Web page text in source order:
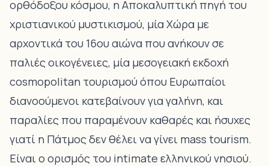
ορθόδοξου κόσμου, η Αποκαλυπτική πηγή του
χριστιανικού μυστικισμού, μία Χώρα με
αρχοντικά του 16ου αιώνα που ανήκουν σε
παλιές οικογένειες, μία μεσογειακή εκδοχή
cosmopolitan τουρισμού όπου Ευρωπαίοι
διανοούμενοι κατεβαίνουν για γαλήνη, και
παραλίες που παραμένουν καθαρές και ήσυχες
γιατί η Πάτμος δεν θέλει να γίνει mass tourism.
Είναι ο ορισμός του intimate ελληνικού νησιού.